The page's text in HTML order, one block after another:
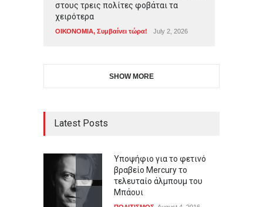
στους τρεις πολίτες φοβάται τα
χειρότερα
ΟΙΚΟΝΟΜΙΑ, Συμβαίνει τώρα! July 2, 2026
SHOW MORE
Latest Posts
Υποψήφιο για το φετινό
βραβείο Mercury το
τελευταίο άλμπουμ του
Μπάουι